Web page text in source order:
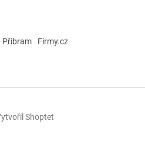
Příbram Firmy.cz
Shoptet